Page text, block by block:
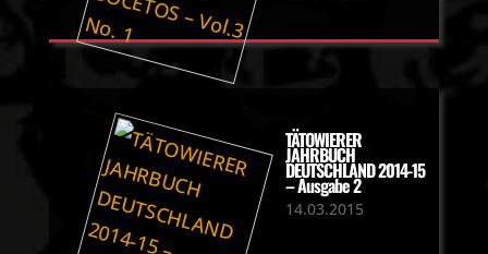
TÄTOWIERER
JAHRBUCH
DEUTSCHLAND 2014-15
– Ausgabe 2
14.03.2015